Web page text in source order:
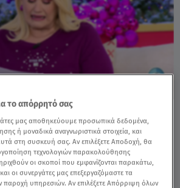
27/11/23: Οι Προβλέψεις
- Video
το απόρρητό σας
μας αποθηκεύουμε προσωπικά δεδομένα,
ή μοναδικά αναγνωριστικά στοιχεία, και
στη συσκευή σας. Αν επιλέξετε Αποδοχή, θα
τεχνολογιών παρακολούθησης
οι σκοποί που εμφανίζονται παρακάτω,
οι συνεργάτες μας επεξεργαζόμαστε τα
παροχή υπηρεσιών. Αν επιλέξετε Απόρριψη όλων